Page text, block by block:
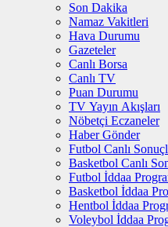
Son Dakika
Namaz Vakitleri
Hava Durumu
Gazeteler
Canlı Borsa
Canlı TV
Puan Durumu
TV Yayın Akışları
Nöbetçi Eczaneler
Haber Gönder
Futbol Canlı
Basketbol Canlı
Futbol İddaa
Basketbol İddaa
Hentbol İddaa
Voleybol İddaa